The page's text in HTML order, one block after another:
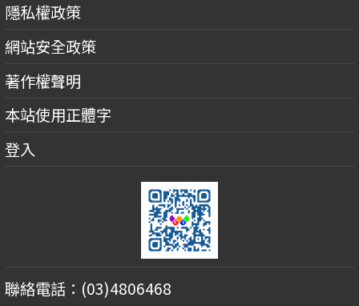
隱私權政策
網站安全政策
著作權聲明
本站使用正體字
登入
聯絡電話：(03)4806468